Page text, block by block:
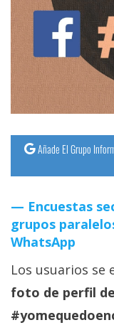
Plataformas
streaming
Operadores
Trucos
Tutoriales
Ciberseguridad
Sistemas
operativos
Profesional
Añade El Grupo
Encuestas
grupos
WhatsApp
Los usuarios se
foto de perfil